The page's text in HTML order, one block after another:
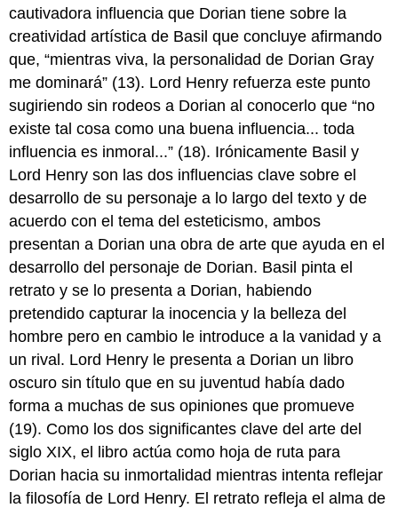
cautivadora influencia que Dorian tiene sobre la
creatividad artística de Basil que concluye afirmando
que, “mientras viva, la personalidad de Dorian Gray
me dominará” (13). Lord Henry refuerza este punto
sugiriendo sin rodeos a Dorian al conocerlo que “no
existe tal cosa como una buena influencia... toda
influencia es inmoral...” (18). Irónicamente Basil y
Lord Henry son las dos influencias clave sobre el
desarrollo de su personaje a lo largo del texto y de
acuerdo con el tema del esteticismo, ambos
presentan a Dorian una obra de arte que ayuda en el
desarrollo del personaje de Dorian. Basil pinta el
retrato y se lo presenta a Dorian, habiendo
pretendido capturar la inocencia y la belleza del
hombre pero en cambio le introduce a la vanidad y a
un rival. Lord Henry le presenta a Dorian un libro
oscuro sin título que en su juventud había dado
forma a muchas de sus opiniones que promueve
(19). Como los dos significantes clave del arte del
siglo XIX, el libro actúa como hoja de ruta para
Dorian hacia su inmortalidad mientras intenta reflejar
la filosofía de Lord Henry. El retrato refleja el alma de